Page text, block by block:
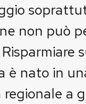
non può
è nato in
a